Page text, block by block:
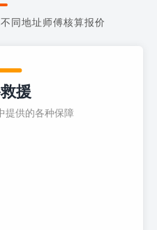
同地址师傅核算报价
援
提供的各种保障